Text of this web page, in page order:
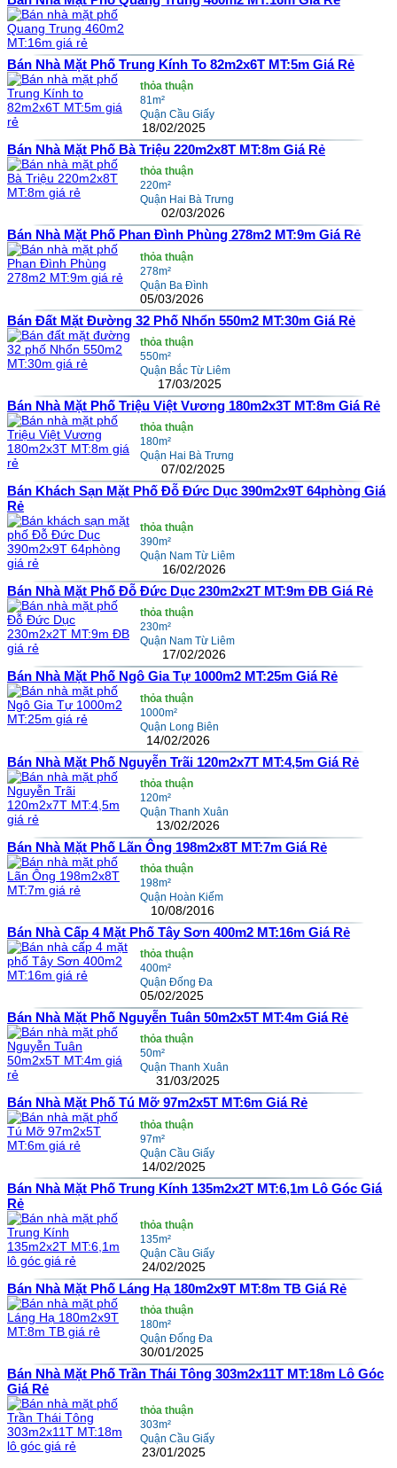
Bán Nhà Mặt Phố Trung Kính To 82m2x6T MT:5m Giá Rẻ
thỏa thuận
81m²
Quận Cầu Giấy
18/02/2025
Bán Nhà Mặt Phố Bà Triệu 220m2x8T MT:8m Giá Rẻ
thỏa thuận
220m²
Quận Hai Bà Trưng
02/03/2026
Bán Nhà Mặt Phố Phan Đình Phùng 278m2 MT:9m Giá Rẻ
thỏa thuận
278m²
Quận Ba Đình
05/03/2026
Bán Đất Mặt Đường 32 Phố Nhổn 550m2 MT:30m Giá Rẻ
thỏa thuận
550m²
Quận Bắc Từ Liêm
17/03/2025
Bán Nhà Mặt Phố Triệu Việt Vương 180m2x3T MT:8m Giá Rẻ
thỏa thuận
180m²
Quận Hai Bà Trưng
07/02/2025
Bán Khách Sạn Mặt Phố Đỗ Đức Dục 390m2x9T 64phòng Giá
Rẻ
thỏa thuận
390m²
Quận Nam Từ Liêm
16/02/2026
Bán Nhà Mặt Phố Đỗ Đức Dục 230m2x2T MT:9m ĐB Giá Rẻ
thỏa thuận
230m²
Quận Nam Từ Liêm
17/02/2026
Bán Nhà Mặt Phố Ngô Gia Tự 1000m2 MT:25m Giá Rẻ
thỏa thuận
1000m²
Quận Long Biên
14/02/2026
Bán Nhà Mặt Phố Nguyễn Trãi 120m2x7T MT:4,5m Giá Rẻ
thỏa thuận
120m²
Quận Thanh Xuân
13/02/2026
Bán Nhà Mặt Phố Lãn Ông 198m2x8T MT:7m Giá Rẻ
thỏa thuận
198m²
Quận Hoàn Kiếm
10/08/2016
Bán Nhà Cấp 4 Mặt Phố Tây Sơn 400m2 MT:16m Giá Rẻ
thỏa thuận
400m²
Quận Đống Đa
05/02/2025
Bán Nhà Mặt Phố Nguyễn Tuân 50m2x5T MT:4m Giá Rẻ
thỏa thuận
50m²
Quận Thanh Xuân
31/03/2025
Bán Nhà Mặt Phố Tú Mỡ 97m2x5T MT:6m Giá Rẻ
thỏa thuận
97m²
Quận Cầu Giấy
14/02/2025
Bán Nhà Mặt Phố Trung Kính 135m2x2T MT:6,1m Lô Góc Giá
Rẻ
thỏa thuận
135m²
Quận Cầu Giấy
24/02/2025
Bán Nhà Mặt Phố Láng Hạ 180m2x9T MT:8m TB Giá Rẻ
thỏa thuận
180m²
Quận Đống Đa
30/01/2025
Bán Nhà Mặt Phố Trần Thái Tông 303m2x11T MT:18m Lô Góc
Giá Rẻ
thỏa thuận
303m²
Quận Cầu Giấy
23/01/2025